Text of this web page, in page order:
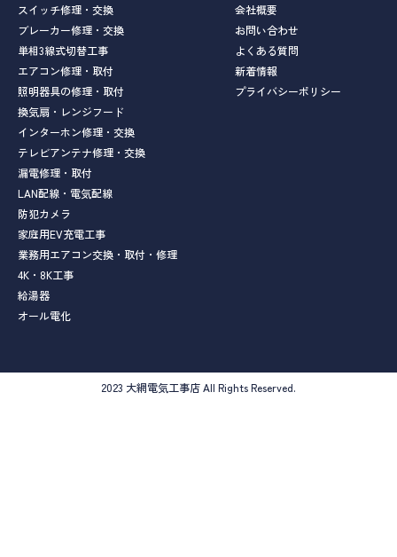
スイッチ修理・交換
ブレーカー修理・交換
単相3線式切替工事
エアコン修理・取付
照明器具の修理・取付
換気扇・レンジフード
インターホン修理・交換
テレビアンテナ修理・交換
漏電修理・取付
LAN配線・電気配線
防犯カメラ
家庭用EV充電工事
業務用エアコン交換・取付・修理
4K・8K工事
給湯器
オール電化
会社概要
お問い合わせ
よくある質問
新着情報
プライバシーポリシー
2023 大網電気工事店 All Rights Reserved.